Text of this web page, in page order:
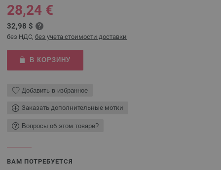
28,24 €
32,98 $
без НДС, без учета стоимости доставки
В КОРЗИНУ
Добавить в избранное
Заказать дополнительные мотки
Вопросы об этом товаре?
ВАМ ПОТРЕБУЕТСЯ